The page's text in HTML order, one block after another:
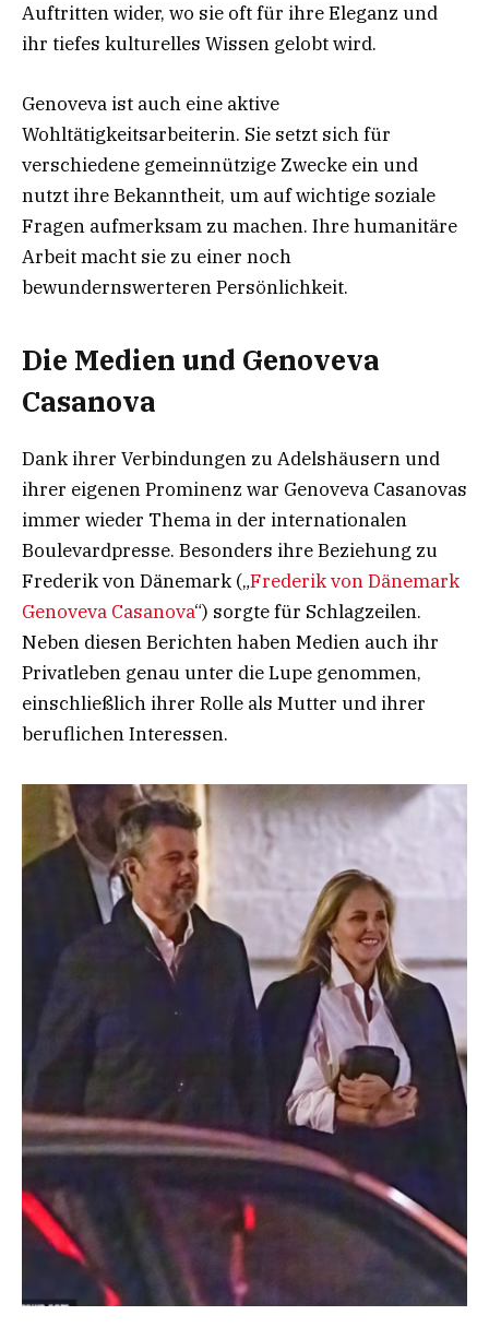
Auftritten wider, wo sie oft für ihre Eleganz und
ihr tiefes kulturelles Wissen gelobt wird.
Genoveva ist auch eine aktive
Wohltätigkeitsarbeiterin. Sie setzt sich für
verschiedene gemeinnützige Zwecke ein und
nutzt ihre Bekanntheit, um auf wichtige soziale
Fragen aufmerksam zu machen. Ihre humanitäre
Arbeit macht sie zu einer noch
bewundernswerteren Persönlichkeit.
Die Medien und Genoveva
Casanova
Dank ihrer Verbindungen zu Adelshäusern und
ihrer eigenen Prominenz war Genoveva Casanovas
immer wieder Thema in der internationalen
Boulevardpresse. Besonders ihre Beziehung zu
Frederik von Dänemark („Frederik von Dänemark
Genoveva Casanova“) sorgte für Schlagzeilen.
Neben diesen Berichten haben Medien auch ihr
Privatleben genau unter die Lupe genommen,
einschließlich ihrer Rolle als Mutter und ihrer
beruflichen Interessen.